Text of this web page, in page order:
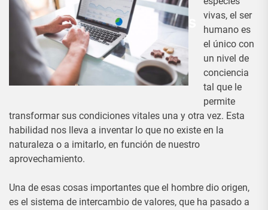
familiarizándose con las
opciones binarias
Admin 26 Diciembre, 2017
vivas, el ser
humano es
el único con
un nivel de
conciencia
tal que le
permite
transformar sus condiciones vitales una y otra vez. Esta
habilidad nos lleva a inventar lo que no existe en la
naturaleza o a imitarlo, en función de nuestro
aprovechamiento.
Una de esas cosas importantes que el hombre dio origen,
es el sistema de intercambio de valores, que ha pasado a